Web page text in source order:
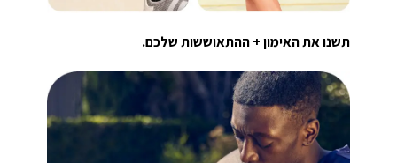
תשנו את האימון + ההתאוששות שלכם.